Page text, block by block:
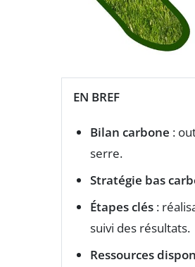
EN BREF
Bilan carbone :
serre.
Stratégie bas
Étapes clés :
suivi des résultats.
Ressources